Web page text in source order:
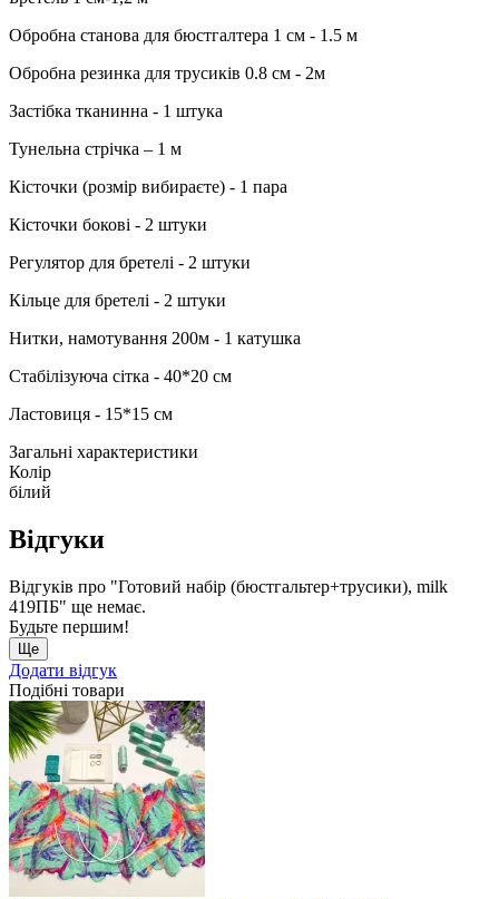
Обробна станова для бюстгалтера 1 см - 1.5 м
Обробна резинка для трусиків 0.8 см - 2м
Застібка тканинна - 1 штука
Тунельна стрічка – 1 м
Кісточки (розмір вибираєте) - 1 пара
Кісточки бокові - 2 штуки
Регулятор для бретелі - 2 штуки
Кільце для бретелі - 2 штуки
Нитки, намотування 200м - 1 катушка
Стабілізуюча сітка - 40*20 см
Ластовиця - 15*15 см
Загальні характеристики
Колір
білий
Відгуки
Відгуків про "Готовий набір (бюстгальтер+трусики), milk
419ПБ" ще немає.
Будьте першим!
Ще
Додати відгук
Подібні товари